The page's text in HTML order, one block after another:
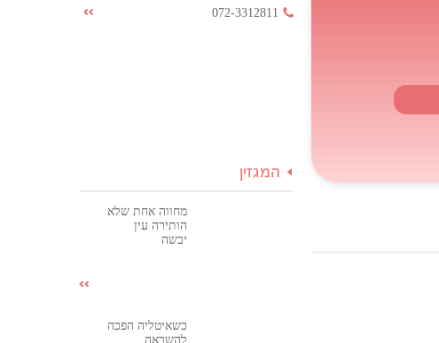
072-3312811
המגזין
מחווה אחת שלא
הותירה עין
יבשה
כשאיטליה הפכה
להשראה